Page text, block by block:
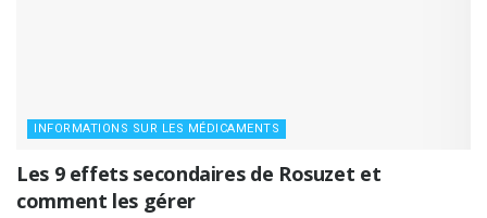
INFORMATIONS SUR LES MÉDICAMENTS
Les 9 effets secondaires de Rosuzet et
comment les gérer